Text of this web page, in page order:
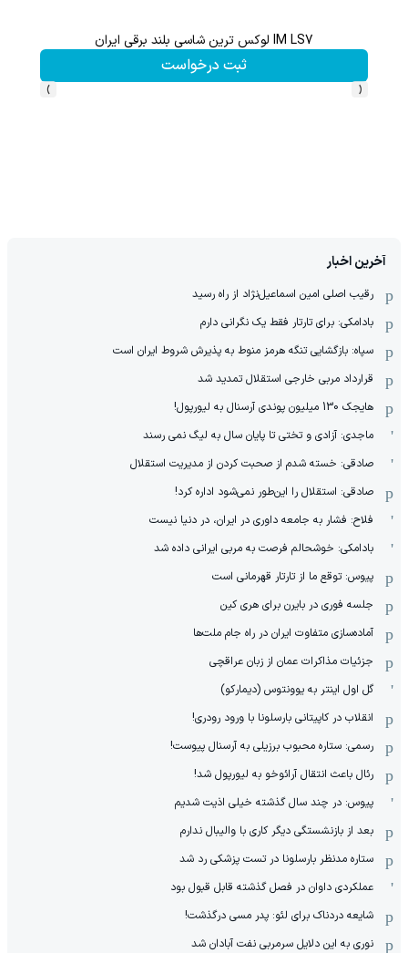
IM LS7 لوکس ترین شاسی بلند برقی ایران
ثبت درخواست
‹
›
آخرین اخبار
رقیب اصلی امین اسماعیل‌نژاد از راه رسید
بادامکی: برای تارتار فقط یک نگرانی دارم
سپاه: بازگشایی تنگه هرمز منوط به پذیرش شروط ایران است
قرارداد مربی خارجی استقلال تمدید شد
هایجک 130 میلیون پوندی آرسنال به لیورپول!
ماجدی: آزادی و تختی تا پایان سال به لیگ نمی رسند
صادقی: خسته شدم از صحبت کردن از مدیریت استقلال
صادقی: استقلال را این‌طور نمی‌شود اداره کرد!
فلاح: فشار به جامعه داوری در ایران، در دنیا نیست
بادامکی: خوشحالم فرصت به مربی ایرانی داده شد
پیوس: توقع ما از تارتار قهرمانی است
جلسه فوری در بایرن برای هری کین
آماده‌سازی متفاوت ایران در راه جام ملت‌ها
جزئیات مذاکرات عمان از زبان عراقچی
گل اول اینتر به یوونتوس (دیمارکو)
انقلاب در کاپیتانی بارسلونا با ورود رودری!
رسمی: ستاره محبوب برزیلی به آرسنال پیوست!
رئال باعث انتقال آرائوخو به لیورپول شد!
پیوس: در چند سال گذشته خیلی اذیت شدیم
بعد از بازنشستگی دیگر کاری با والیبال ندارم
ستاره مدنظر بارسلونا در تست پزشکی رد شد
عملکردی داوان در فصل گذشته قابل قبول بود
شایعه دردناک برای لئو: پدر مسی درگذشت!
نوری به این دلایل سرمربی نفت آبادان شد